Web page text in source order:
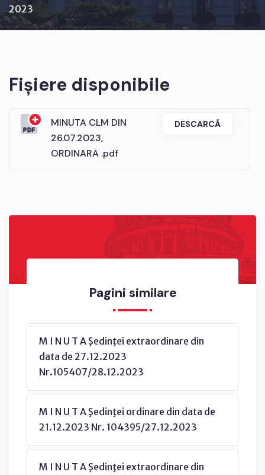
2023
Pagini similare
M I N U T A Şedinţei extraordinare din
data de 27.12.2023
Nr.105407/28.12.2023
M I N U T A Şedinţei ordinare din data de
21.12.2023 Nr. 104395/27.12.2023
M I N U T A Şedinţei extraordinare din
Fișiere disponibile
MINUTA CLM DIN
26.07.2023,
ORDINARA .pdf
DESCARCĂ